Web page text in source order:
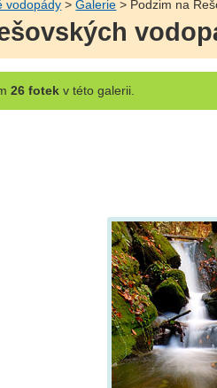
vodopády >Galerie > Podzim na
26 fotekv této galerii.